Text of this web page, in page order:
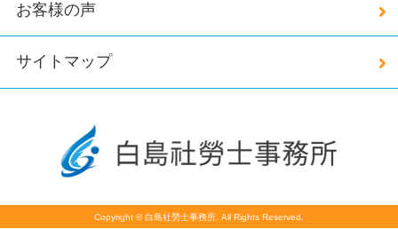
お客様の声
サイトマップ
Copyright © 白島社勞士事務所. All Rights Reserved.